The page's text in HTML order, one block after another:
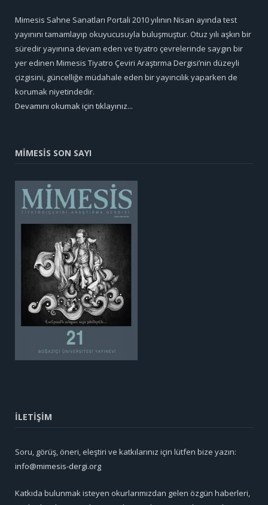
Mimesis Sahne Sanatları Portali 2010 yılının Nisan ayında test
yayınını tamamlayıp okuyucusuyla buluşmuştur. Otuz yılı aşkın bir
süredir yayınına devam eden ve tiyatro çevrelerinde saygın bir
yer edinen Mimesis Tiyatro Çeviri Araştırma Dergisi’nin düzeyli
çizgisini, güncelliğe müdahale eden bir yayıncılık yaparken de
korumak niyetindedir.
Devamını okumak için tıklayınız...
MİMESİS SON SAYI
İLETİŞİM
Soru, görüş, öneri, eleştiri ve katkılarınız için lütfen bize yazın:
info@mimesis-dergi.org
Katkıda bulunmak isteyen okurlarımızdan gelen özgün haberleri,